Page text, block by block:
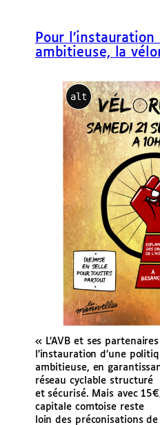
Pour l’instauration
ambitieuse, la
alt
« L’AVB et ses
l’instauration d’une
ambitieuse, en
réseau cyclable structuré
et sécurisé. Mais avec
capitale comtoise reste
loin des préconisations